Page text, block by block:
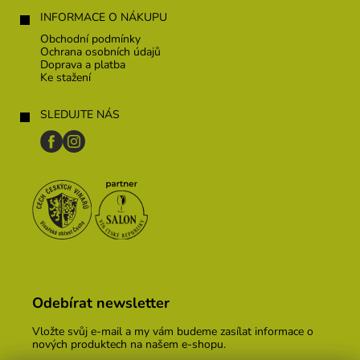
INFORMACE O NÁKUPU
Obchodní podmínky
Ochrana osobních údajů
Doprava a platba
Ke stažení
SLEDUJTE NÁS
Odebírat newsletter
Vložte svůj e-mail a my vám budeme zasílat informace o
nových produktech na našem e-shopu.